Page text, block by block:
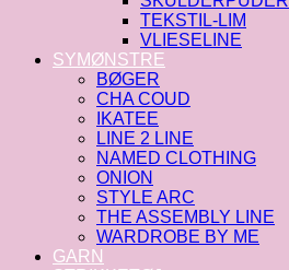
TEKSTIL-LIM
VLIESELINE
SYMØNSTRE
BØGER
CHA COUD
IKATEE
LINE 2 LINE
NAMED CLOTHING
ONION
STYLE ARC
THE ASSEMBLY LINE
WARDROBE BY ME
GARN